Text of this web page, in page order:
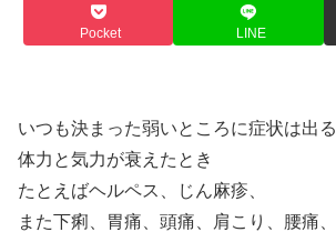
Pocket LINE
いつも決まった弱いところに症状は出る
体力と気力が衰えたとき
たとえばヘルペス、じん麻疹、
また下痢、胃痛、頭痛、肩こり、腰痛、